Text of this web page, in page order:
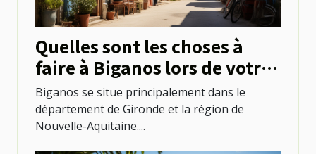
Quelles sont les choses à
faire à Biganos lors de votre
séjour ?
Biganos se situe principalement dans le
département de Gironde et la région de
Nouvelle-Aquitaine....